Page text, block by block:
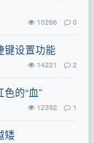
10266 0
键设置功能
14221 2
的“血”
12392 1
矮